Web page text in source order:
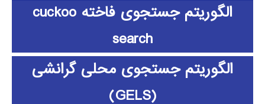
الگوریتم جستجوی فاخته cuckoo
search
الگوریتم جستجوی محلی گرانشی
(GELS)